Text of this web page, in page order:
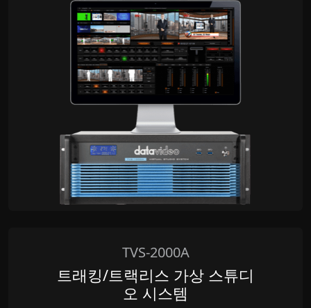
TVS-2000A
트래킹/트랙리스 가상 스튜디
오 시스템